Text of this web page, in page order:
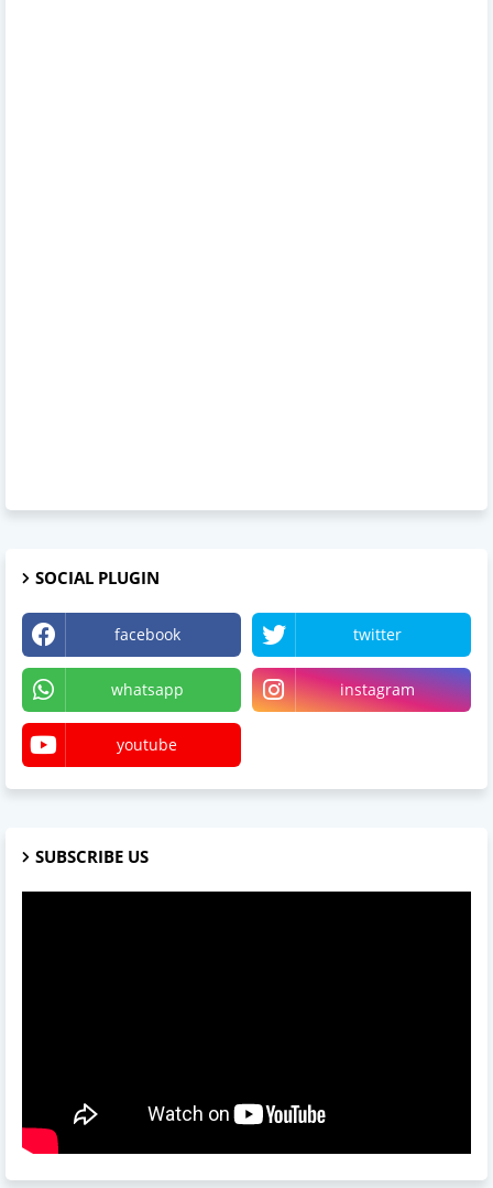
SOCIAL PLUGIN
facebook twitter
whatsapp instagram
youtube
SUBSCRIBE US